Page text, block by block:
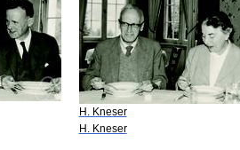
H. Kneser
H. Kneser